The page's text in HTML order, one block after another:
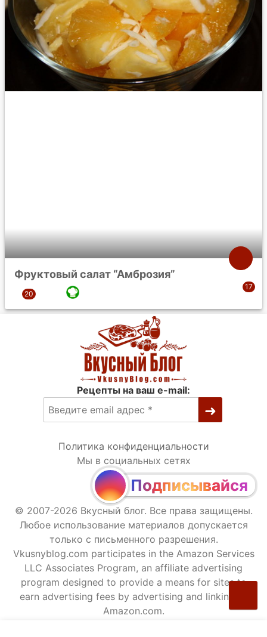
Фруктовый салат “Амброзия”
Рецепты на ваш e-mail:
Политика конфиденциальности
Мы в социальных сетях
Подписывайся
© 2007-2026 Вкусный блог. Все права защищены.
Любое использование материалов допускается
только с письменного разрешения.
Vkusnyblog.com participates in the Amazon Services
LLC Associates Program, an affiliate advertising
program designed to provide a means for sites to
earn advertising fees by advertising and linking to
Amazon.com.